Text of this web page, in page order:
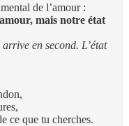
de l’amour :
mais notre état
en second. L’état
ce que tu cherches.